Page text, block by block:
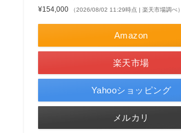
¥154,000
（2026/08/02 11:29時点 | 楽天市場調べ）
Amazon
楽天市場
Yahooショッピング
メルカリ